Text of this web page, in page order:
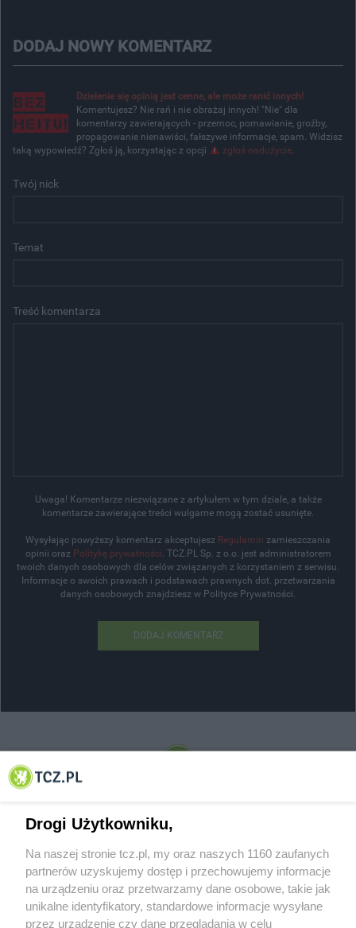
DODAJ NOWY KOMENTARZ
Dzielenie się opinią jest cenne, ale może ranić innych!
Komentujesz? Nie rań i nie obrażaj innych! "Nie" dla
komentarzy zawierających - przemoc, pomawianie, groźby,
propagowanie nienawiści, fałszywe informacje, spam. Widzisz
taką wypowiedź? Zgłoś ją, korzystając z opcji
zgłoś nadużycie
Twój nick
Temat
Treść komentarza
Uwaga! Komentarze niezwiązane z artykułem w tym dziale, a także
komentarze zawierające treści wulgarne mogą zostać usunięte.
Wysyłając powyższy komentarz akceptujesz Regulamin zamieszczania
opinii oraz Politykę prywatności . TCZ.PL Sp. z o.o. jest administratorem
twoich danych osobowych dla celów związanych z korzystaniem z serwisu.
Informacje o swoich prawach i podstawach prawnych dot. przetwarzania
danych osobowych znajdziesz w Polityce Prywatności.
DODAJ KOMENTARZ
© 2001-2026 Tczew - TCZ.PL Sp. z o.o. Internetowy Serwis Informacyjny Miasta
Drogi Użytkowniku,
Na naszej stronie tcz.pl, my oraz naszych 1160 zaufanych
partnerów uzyskujemy dostęp i przechowujemy informacje
na urządzeniu oraz przetwarzamy dane osobowe, takie jak
unikalne identyfikatory, standardowe informacje wysyłane
przez urządzenie czy dane przeglądania w celu